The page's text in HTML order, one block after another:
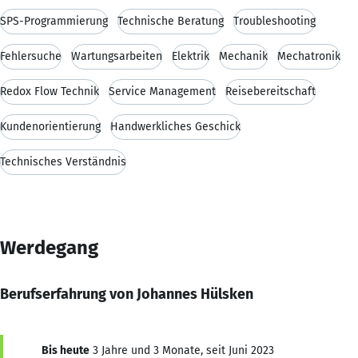
SPS-Programmierung Technische Beratung Troubleshooting
Fehlersuche Wartungsarbeiten Elektrik Mechanik Mechatronik
Redox Flow Technik Service Management Reisebereitschaft
Kundenorientierung Handwerkliches Geschick
Technisches Verständnis
Werdegang
Berufserfahrung von Johannes Hülsken
Bis heute 3 Jahre und 3 Monate, seit Juni 2023